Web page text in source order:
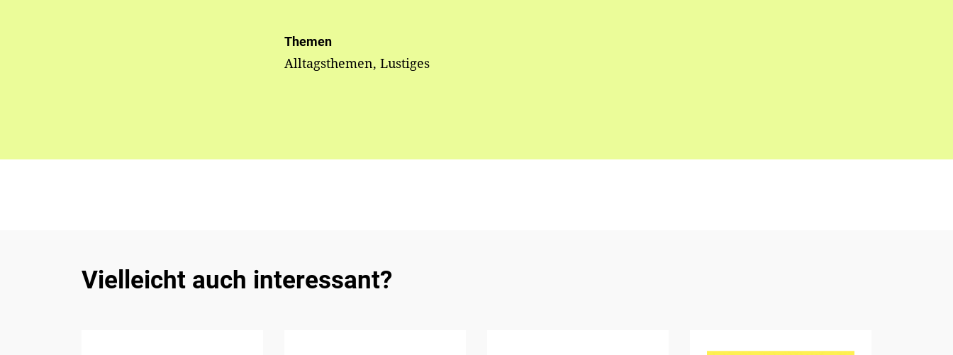
Themen
Alltagsthemen, Lustiges
Vielleicht auch interessant?